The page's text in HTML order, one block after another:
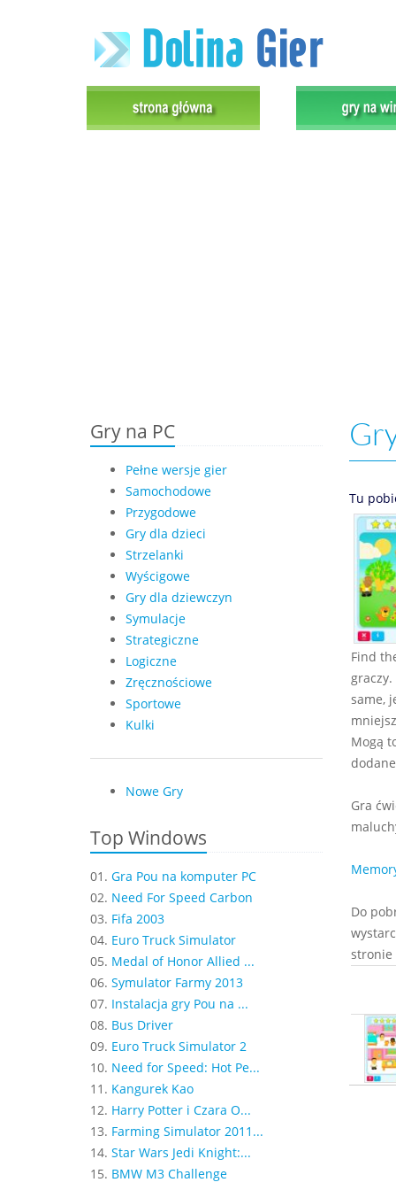
Gry na PC
Pełne wersje gier
Samochodowe
Przygodowe
Gry dla dzieci
Strzelanki
Wyścigowe
Gry dla dziewczyn
Symulacje
Strategiczne
Logiczne
Zręcznościowe
Sportowe
Kulki
Nowe Gry
Top Windows
01. Gra Pou na komputer PC
02. Need For Speed Carbon
03. Fifa 2003
04. Euro Truck Simulator
05. Medal of Honor Allied ...
06. Symulator Farmy 2013
07. Instalacja gry Pou na ...
08. Bus Driver
09. Euro Truck Simulator 2
10. Need for Speed: Hot Pe...
11. Kangurek Kao
12. Harry Potter i Czara O...
13. Farming Simulator 2011...
14. Star Wars Jedi Knight:...
15. BMW M3 Challenge
Tu
Find
same,
Mogą
Gra
Do
stronie